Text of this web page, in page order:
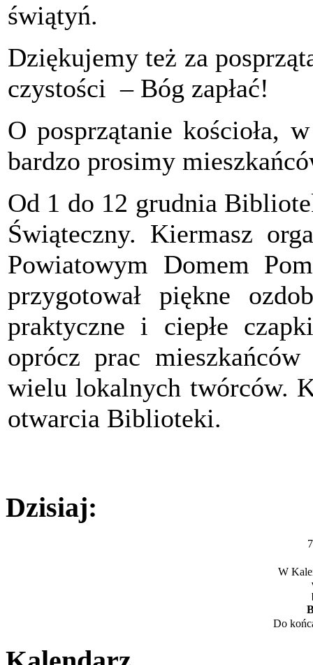
świątyń.
Dziękujemy też za
czystości – Bóg zapłać!
O posprzątanie kościoła,
bardzo prosimy
Od 1 do 12 grudnia
Świąteczny. Kiermasz
Powiatowym Domem
przygotował piękne
praktyczne i ciepłe
oprócz prac
wielu lokalnych twórców.
otwarcia Biblioteki.
Dzisiaj:
W
Do